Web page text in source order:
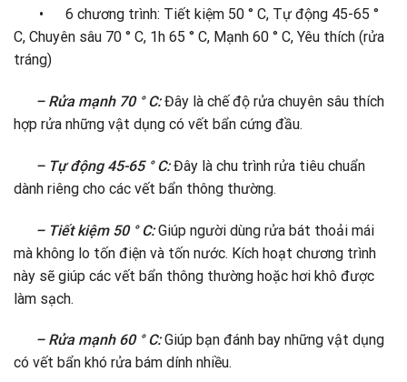
• 6 chương trình: Tiết kiệm 50 ° C, Tự động 45-65 °
C, Chuyên sâu 70 ° C, 1h 65 ° C, Mạnh 60 ° C, Yêu thích (rửa
tráng)
– Rửa mạnh 70 ° C:Đây là chế độ rửa chuyên sâu thích
hợp rửa những vật dụng có vết bẩn cứng đầu.
– Tự động 45-65 ° C:Đây là chu trình rửa tiêu chuẩn
dành riêng cho các vết bẩn thông thường.
– Tiết kiệm 50 ° C:Giúp người dùng rửa bát thoải mái
mà không lo tốn điện và tốn nước. Kích hoạt chương trình
này sẽ giúp các vết bẩn thông thường hoặc hơi khô được
làm sạch.
– Rửa mạnh 60 ° C:Giúp bạn đánh bay những vật dụng
có vết bẩn khó rửa bám dính nhiều.